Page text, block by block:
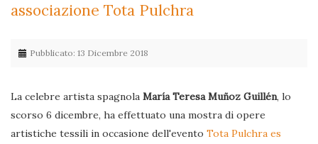
associazione Tota Pulchra
Pubblicato: 13 Dicembre 2018
La celebre artista spagnola María Teresa Muñoz Guillén, lo
scorso 6 dicembre, ha effettuato una mostra di opere
artistiche tessili in occasione dell'evento Tota Pulchra es